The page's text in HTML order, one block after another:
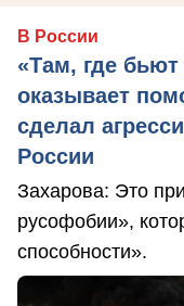
В России
«Там, где
оказывает
сделал
России
Захарова: Это
русофобии»,
способности».